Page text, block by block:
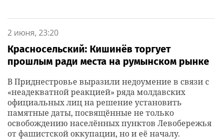
2 июня, 23:20
Красносельский: Кишинёв торгует
прошлым ради места на румынском рынке
В Приднестровье выразили недоумение в связи с
«неадекватной реакцией» ряда молдавских
официальных лиц на решение установить
памятные даты, посвящённые не только
освобождению населённых пунктов Левобережья
от фашистской оккупации, но и её началу.